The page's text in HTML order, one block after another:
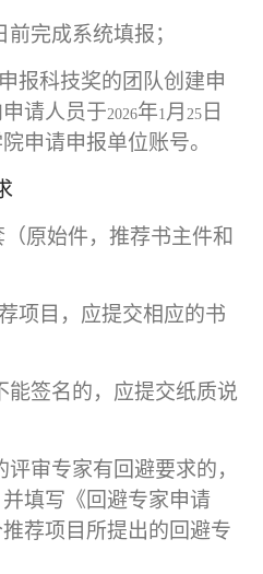
前完成系统填报；
报科技奖的团队创建申
请人员于2026年1 月 25 日
申请申报单位账号。
（原始件，推荐书主件和
项目，应提交相应的书
能签名的，应提交纸质说
审专家有回避要求的，
填写《回避专家申请
荐项目所提出的回避专